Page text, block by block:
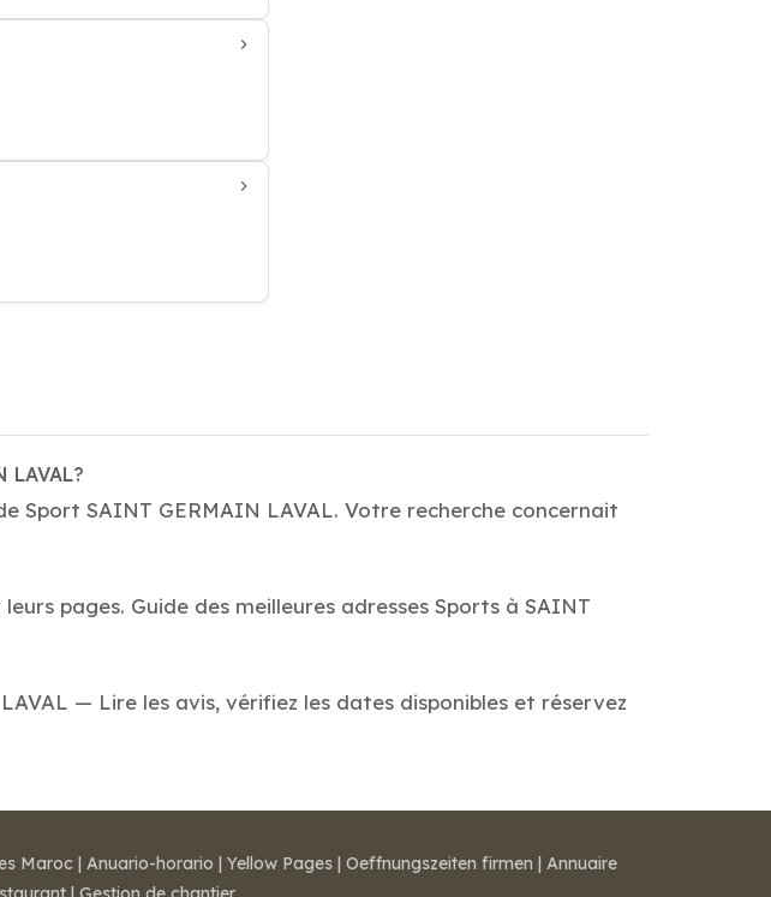
Sport SAINT GERMAIN LAVAL. Votre recherche concernait
pages. Guide des meilleures adresses Sports à SAINT
— Lire les avis, vérifiez les dates disponibles et réservez
Maroc | Anuario-horario | Yellow Pages | Oeffnungszeiten firmen | Annuaire